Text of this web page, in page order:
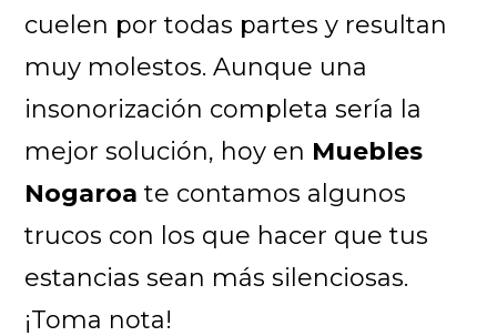
cuelen por todas partes y resultan
muy molestos. Aunque una
insonorización completa sería la
mejor solución, hoy en Muebles
Nogaroa te contamos algunos
trucos con los que hacer que tus
estancias sean más silenciosas.
¡Toma nota!